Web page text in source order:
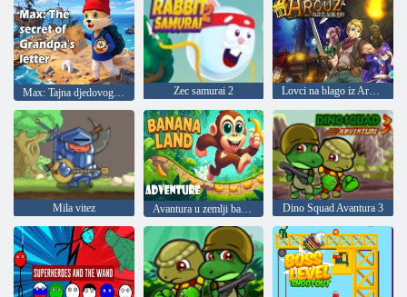
Zec samurai 2 Lovci na blago iz Arkuze
Mila vitez Avantura u zemlji banana Dino Squad Avantura 3